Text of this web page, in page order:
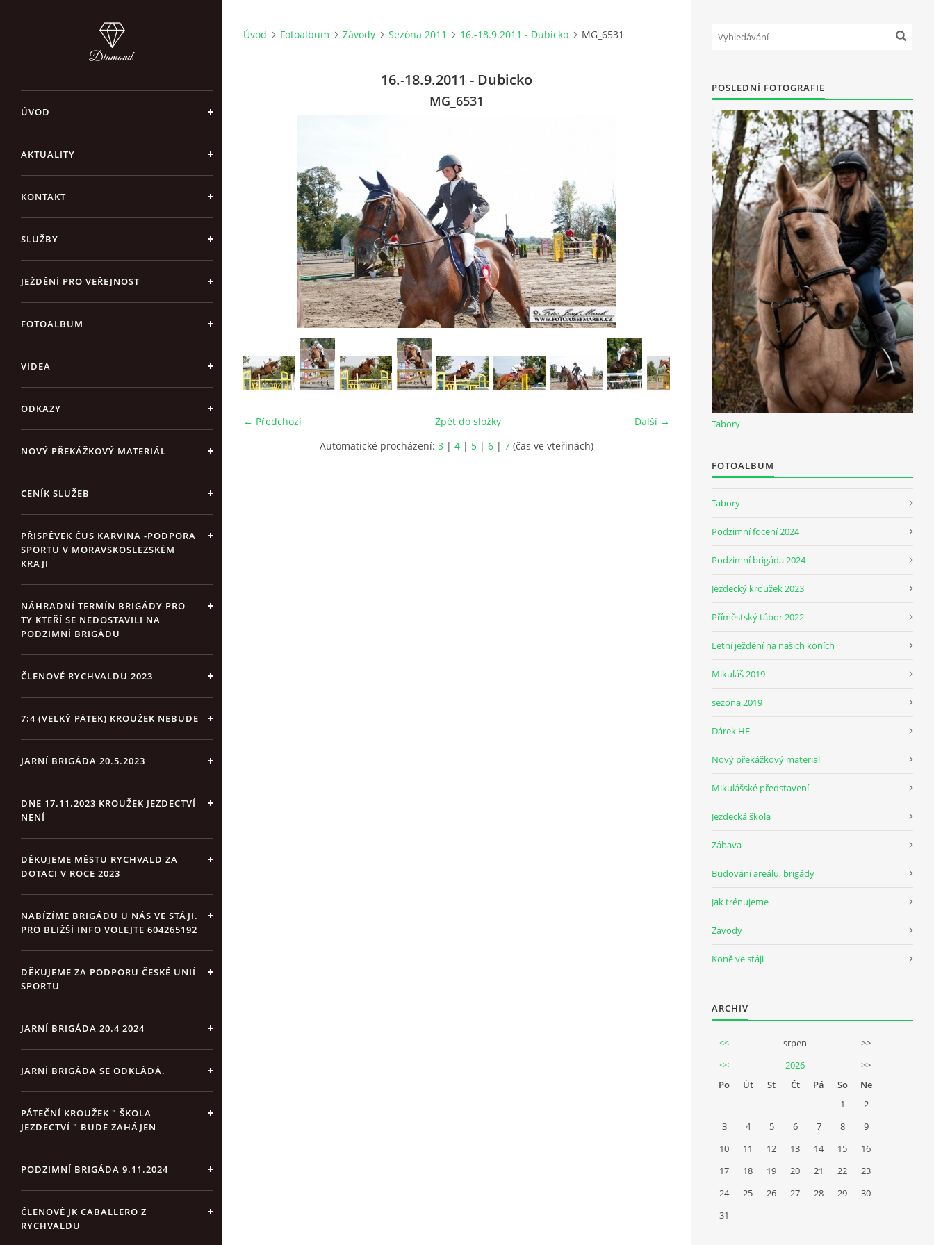
ÚVOD
AKTUALITY
KONTAKT
SLUŽBY
JEŽDĚNÍ PRO VEŘEJNOST
FOTOALBUM
VIDEA
ODKAZY
NOVÝ PŘEKÁŽKOVÝ MATERIÁL
CENÍK SLUŽEB
PŘISPĚVEK ČUS KARVINA -PODPORA
SPORTU V MORAVSKOSLEZSKÉM
KRAJI
NÁHRADNÍ TERMÍN BRIGÁDY PRO
TY KTEŘÍ SE NEDOSTAVILI NA
PODZIMNÍ BRIGÁDU
ČLENOVÉ RYCHVALDU 2023
7:4 (VELKÝ PÁTEK) KROUŽEK NEBUDE
JARNÍ BRIGÁDA 20.5.2023
DNE 17.11.2023 KROUŽEK JEZDECTVÍ
NENÍ
DĚKUJEME MĚSTU RYCHVALD ZA
DOTACI V ROCE 2023
NABÍZÍME BRIGÁDU U NÁS VE STÁJI.
PRO BLIŽŠÍ INFO VOLEJTE 604265192
DĚKUJEME ZA PODPORU ČESKÉ UNIÍ
SPORTU
JARNÍ BRIGÁDA 20.4 2024
JARNÍ BRIGÁDA SE ODKLÁDÁ.
PÁTEČNÍ KROUŽEK " ŠKOLA
JEZDECTVÍ " BUDE ZAHÁJEN
PODZIMNÍ BRIGÁDA 9.11.2024
ČLENOVÉ JK CABALLERO Z
RYCHVALDU
Úvod Fotoalbum Závody Sezóna 2011 16.-18.9.2011 - Dubicko MG_6531
16.-18.9.2011 - Dubicko
MG_6531
← Předchozí Další →
Zpět do složky
Automatické procházení: 3 | 4 | 5 | 6 | 7 (čas ve vteřinách)
POSLEDNÍ FOTOGRAFIE
Tabory
FOTOALBUM
Tabory
Podzimní focení 2024
Podzimní brigáda 2024
Jezdecký kroužek 2023
Příměstský tábor 2022
Letní ježdění na našich koních
Mikuláš 2019
sezona 2019
Dárek HF
Nový překážkový material
Mikulášské představení
Jezdecká škola
Zábava
Budování areálu, brigády
Jak trénujeme
Závody
Koně ve stáji
ARCHIV
<< srpen
>>
<<
2026
>>
Po
Út St Čt Pá So
Ne
1
2
3
4 5 6 7 8
9
10
11 12 13 14 15
16
17
18 19 20 21 22
23
24
25 26 27 28 29
30
31